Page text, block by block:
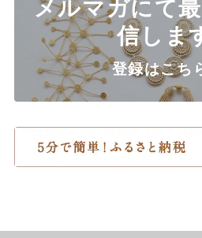
メルマガにて
信しま
登録はこち